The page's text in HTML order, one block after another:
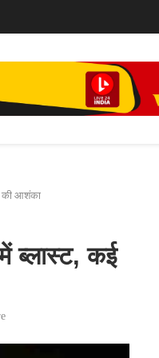
की आशंका
ब्लास्ट, कई